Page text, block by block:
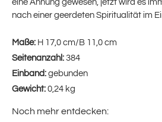
eine Ahnung gewesen, jetzt wird es
nach einer geerdeten Spiritualität im
Maße: H 17,0 cm/B 11,0 cm
Seitenanzahl: 384
Einband: gebunden
Gewicht: 0,24 kg
Noch mehr entdecken: